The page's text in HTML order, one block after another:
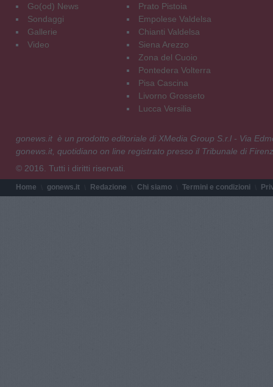
Go(od) News
Sondaggi
Gallerie
Video
Prato Pistoia
Empolese Valdelsa
Chianti Valdelsa
Siena Arezzo
Zona del Cuoio
Pontedera Volterra
Pisa Cascina
Livorno Grosseto
Lucca Versilia
gonews.it è un prodotto editoriale di XMedia Group S.r.l - Via
gonews.it, quotidiano on line registrato presso il Tribunale di
© 2016. Tutti i diritti riservati.
Home gonews.it Redazione Chi siamo Termini e condizioni